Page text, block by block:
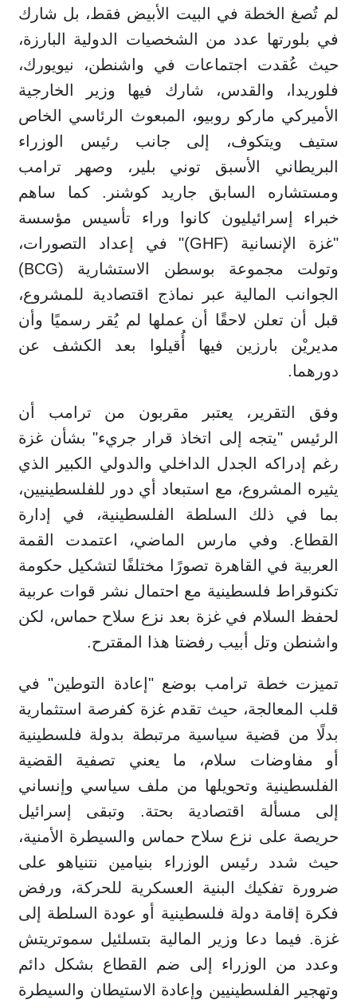
لم تُصغ الخطة في البيت الأبيض فقط، بل شارك
في بلورتها عدد من الشخصيات الدولية البارزة،
حيث عُقدت اجتماعات في واشنطن، نيويورك،
فلوريدا، والقدس، شارك فيها وزير الخارجية
الأميركي ماركو روبيو، المبعوث الرئاسي الخاص
ستيف ويتكوف، إلى جانب رئيس الوزراء
البريطاني الأسبق توني بلير، وصهر ترامب
ومستشاره السابق جاريد كوشنر. كما ساهم
خبراء إسرائيليون كانوا وراء تأسيس مؤسسة
"غزة الإنسانية (GHF)" في إعداد التصورات،
وتولت مجموعة بوسطن الاستشارية (BCG)
الجوانب المالية عبر نماذج اقتصادية للمشروع،
قبل أن تعلن لاحقًا أن عملها لم يُقر رسميًا وأن
مديريْن بارزين فيها أُقيلوا بعد الكشف عن
دورهما.
وفق التقرير، يعتبر مقربون من ترامب أن
الرئيس "يتجه إلى اتخاذ قرار جريء" بشأن غزة
رغم إدراكه الجدل الداخلي والدولي الكبير الذي
يثيره المشروع، مع استبعاد أي دور للفلسطينيين،
بما في ذلك السلطة الفلسطينية، في إدارة
القطاع. وفي مارس الماضي، اعتمدت القمة
العربية في القاهرة تصورًا مختلفًا لتشكيل حكومة
تكنوقراط فلسطينية مع احتمال نشر قوات عربية
لحفظ السلام في غزة بعد نزع سلاح حماس، لكن
واشنطن وتل أبيب رفضتا هذا المقترح.
تميزت خطة ترامب بوضع "إعادة التوطين" في
قلب المعالجة، حيث تقدم غزة كفرصة استثمارية
بدلًا من قضية سياسية مرتبطة بدولة فلسطينية
أو مفاوضات سلام، ما يعني تصفية القضية
الفلسطينية وتحويلها من ملف سياسي وإنساني
إلى مسألة اقتصادية بحتة. وتبقى إسرائيل
حريصة على نزع سلاح حماس والسيطرة الأمنية،
حيث شدد رئيس الوزراء بنيامين نتنياهو على
ضرورة تفكيك البنية العسكرية للحركة، ورفض
فكرة إقامة دولة فلسطينية أو عودة السلطة إلى
غزة. فيما دعا وزير المالية بتسلئيل سموتريتش
وعدد من الوزراء إلى ضم القطاع بشكل دائم
وتهجير الفلسطينيين وإعادة الاستيطان والسيطرة